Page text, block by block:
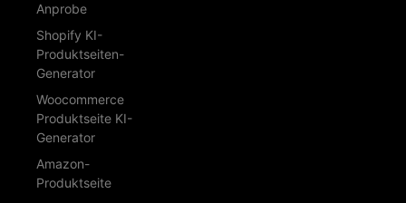
Anprobe
Shopify KI-
Produktseiten-
Generator
Woocommerce
Produktseite KI-
Generator
Amazon-
Produktseite